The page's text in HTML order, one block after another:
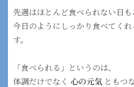
先週はほとんど食べられない日も
今日のようにしっかり食べてく
す。
「食べられる」というのは、
体調だけでなく 心の元気 ともつ